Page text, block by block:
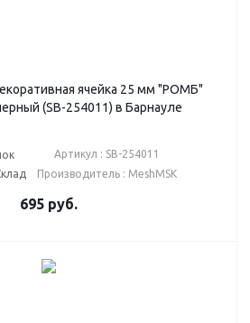
ячейка 25 мм "РОМБ"
(SB-254011) в Барнауле
Артикул : SB-254011
Производитель : MeshMSK
695 руб.